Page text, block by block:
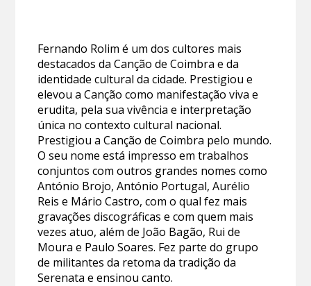
Fernando Rolim é um dos cultores mais
destacados da Canção de Coimbra e da
identidade cultural da cidade. Prestigiou e
elevou a Canção como manifestação viva e
erudita, pela sua vivência e interpretação
única no contexto cultural nacional.
Prestigiou a Canção de Coimbra pelo mundo.
O seu nome está impresso em trabalhos
conjuntos com outros grandes nomes como
António Brojo, António Portugal, Aurélio
Reis e Mário Castro, com o qual fez mais
gravações discográficas e com quem mais
vezes atuo, além de João Bagão, Rui de
Moura e Paulo Soares. Fez parte do grupo
de militantes da retoma da tradição da
Serenata e ensinou canto.